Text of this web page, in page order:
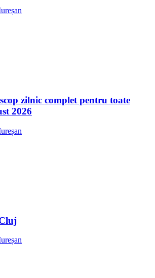
zilnic complet pentru toate
2026